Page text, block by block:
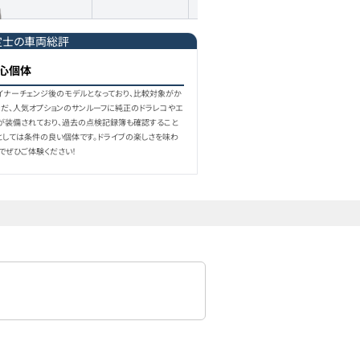
の車両総評
個体
ーチェンジ後のモデルとなっており、比較対象がか
、人気オプションのサンルーフに純正のドラレコやエ
装備されており、過去の点検記録簿も確認すること
ては条件の良い個体です。ドライブの楽しさを味わ
ひご体験ください！